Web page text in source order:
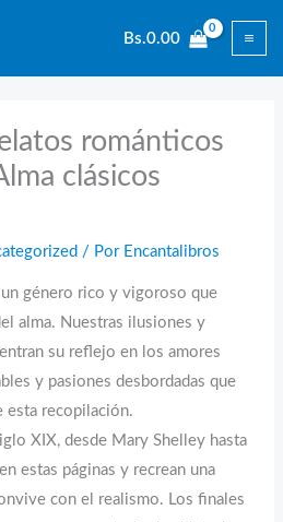
Bs.0.00
románticos
clásicos
/ Por Encantalibros
género rico y vigoroso que
alma. Nuestras ilusiones y
su reflejo en los amores
y pasiones desbordadas que
esta recopilación.
XIX, desde Mary Shelley hasta
estas páginas y recrean una
con el realismo. Los finales